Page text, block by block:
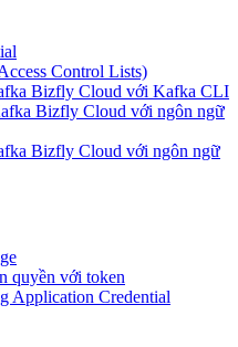
Control Lists)
Bizfly Cloud với Kafka CLI
Bizfly Cloud với ngôn ngữ
Bizfly Cloud với ngôn ngữ
quyền với token
Application Credential